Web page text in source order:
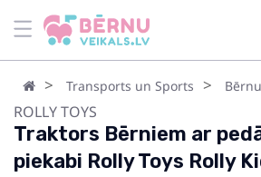
Transports un Sports
ROLLY TOYS
Traktors Bērniem ar
piekabi Rolly Toys Rolly